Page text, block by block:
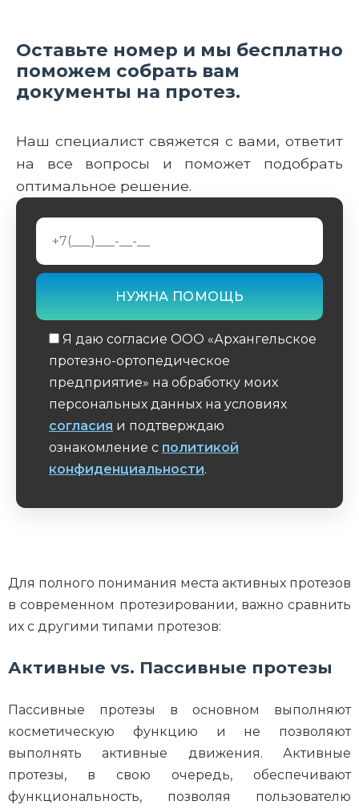
Оставьте номер и мы бесплатно
поможем собрать вам
документы на протез.
Наш специалист свяжется с вами, ответит
на все вопросы и поможет подобрать
оптимальное решение.
Я даю согласие ООО «Архангельское
протезно-ортопедическое
предприятие» на обработку моих
персональных данных на условиях
согласия и подтверждаю
ознакомление с политикой
конфиденциальности.
Для полного понимания места активных протезов
в современном протезировании, важно сравнить
их с другими типами протезов:
Активные vs. Пассивные протезы
Пассивные протезы в основном выполняют
косметическую функцию и не позволяют
выполнять активные движения. Активные
протезы, в свою очередь, обеспечивают
функциональность, позволяя пользователю